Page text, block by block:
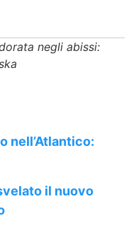
negli abissi:
nell’Atlantico:
il nuovo